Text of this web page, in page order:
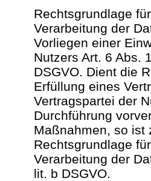
Rechtsgrundlage
Verarbeitung der
Vorliegen einer
Nutzers Art. 6 Abs.
DSGVO. Dient die
Erfüllung eines
Vertragspartei der
Durchführung
Maßnahmen, so ist
Rechtsgrundlage
Verarbeitung der
lit. b DSGVO.